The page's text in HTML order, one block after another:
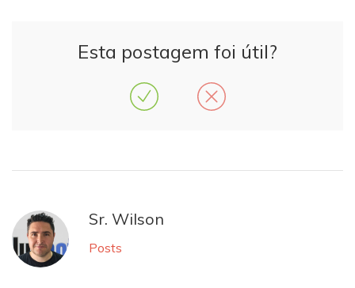
Esta postagem foi útil?
Sr. Wilson
Posts